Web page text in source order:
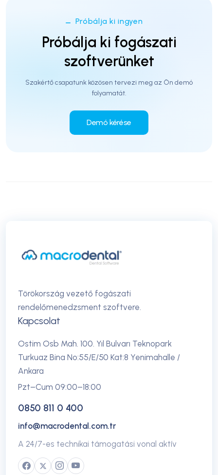
Próbálja ki ingyen
Próbálja ki fogászati
szoftverünket
Szakértő csapatunk közösen tervezi meg az Ön demó
folyamatát.
Demó kérése
Törökország vezető fogászati
rendelőmenedzsment szoftvere.
Kapcsolat
Ostim Osb Mah. 100. Yıl Bulvarı Teknopark
Turkuaz Bina No:55/E/50 Kat:8 Yenimahalle /
Ankara
Pzt–Cum 09:00–18:00
0850 811 0 400
info@macrodental.com.tr
A 24/7-es technikai támogatási vonal aktív